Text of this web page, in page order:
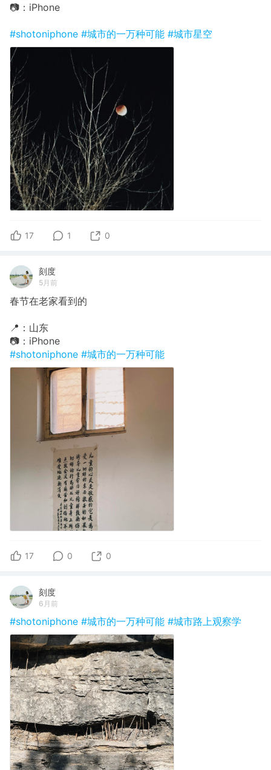
📷：iPhone
#shotoniphone #城市的一万种可能 #城市星空
17 1 0
刻度
5月前
春节在老家看到的
📍：山东
📷：iPhone
#shotoniphone #城市的一万种可能
17 0 0
刻度
6月前
#shotoniphone #城市的一万种可能 #城市路上观察学